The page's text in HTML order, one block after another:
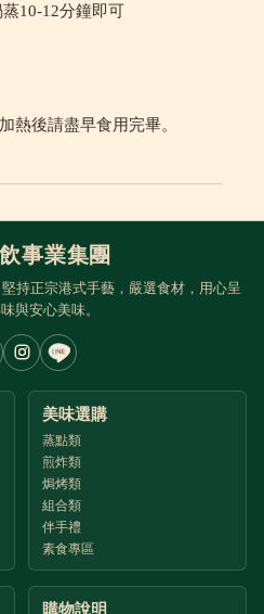
10-12分鐘即可
熱後請盡早食用完畢。
事業集團
持正宗港式手藝，嚴選食材，用心呈
與安心美味。
美味選購
蒸點類
煎炸類
焗烤類
組合類
伴手禮
素食專區
購物說明